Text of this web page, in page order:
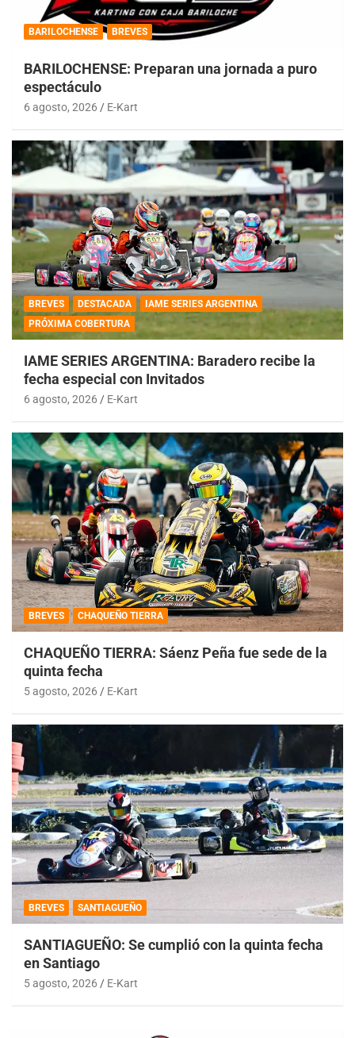
BARILOCHENSE BREVES
BARILOCHENSE: Preparan una jornada a puro
espectáculo
6 agosto, 2026 E-Kart
BREVES DESTACADA
IAME SERIES ARGENTINA
PRÓXIMA COBERTURA
IAME SERIES ARGENTINA: Baradero recibe la
fecha especial con Invitados
6 agosto, 2026 E-Kart
BREVES CHAQUEÑO TIERRA
CHAQUEÑO TIERRA: Sáenz Peña fue sede de la
quinta fecha
5 agosto, 2026 E-Kart
BREVES SANTIAGUEÑO
SANTIAGUEÑO: Se cumplió con la quinta fecha
en Santiago
5 agosto, 2026 E-Kart